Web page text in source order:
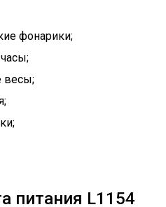
фонарики;
весы;
питания L1154